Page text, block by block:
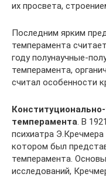
их просвета,
Последним ярким
темперамента
году полунаучные-
темперамента,
считал особенности
темперамента. В
психиатра Э.Кречмера
котором был
темперамента.
исследований,